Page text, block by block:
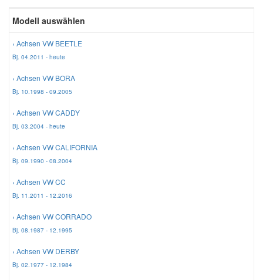
Modell auswählen
› Achsen VW BEETLE
Bj. 04.2011 - heute
› Achsen VW BORA
Bj. 10.1998 - 09.2005
› Achsen VW CADDY
Bj. 03.2004 - heute
› Achsen VW CALIFORNIA
Bj. 09.1990 - 08.2004
› Achsen VW CC
Bj. 11.2011 - 12.2016
› Achsen VW CORRADO
Bj. 08.1987 - 12.1995
› Achsen VW DERBY
Bj. 02.1977 - 12.1984
Scheibenreinigung
Zündanlage und Glühanlage
Reparatur-Zubehör
Schlüsselgehäuse
Winter-Autozubehör
Daewoo Ersatzteile
Daihatsu Ersatzteile
Dodge Ersatzteile
Honda Ersatzteile
Jeep Ersatzteile
Kia Ersatzteile
Lancia Ersatzteile